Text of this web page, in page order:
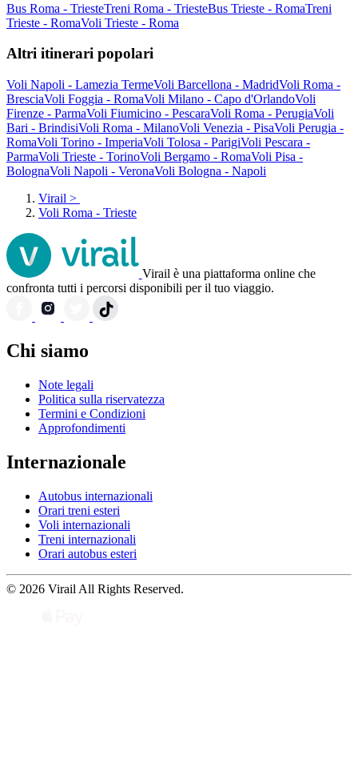
Bus Roma - TriesteTreni Roma - TriesteBus Trieste - RomaTreni
Trieste - RomaVoli Trieste - Roma
Altri itinerari popolari
Voli Napoli - Lamezia TermeVoli Barcellona - MadridVoli Roma -
BresciaVoli Foggia - RomaVoli Milano - Capo d'OrlandoVoli
Firenze - ParmaVoli Fiumicino - PescaraVoli Roma - PerugiaVoli
Bari - BrindisiVoli Roma - MilanoVoli Venezia - PisaVoli Perugia -
RomaVoli Torino - ImperiaVoli Tolosa - ParigiVoli Pescara -
ParmaVoli Trieste - TorinoVoli Bergamo - RomaVoli Pisa -
BolognaVoli Napoli - VeronaVoli Bologna - Napoli
Virail >
Voli Roma - Trieste
Virail è una piattaforma online che
confronta tutti i percorsi disponibili per il tuo viaggio.
Chi siamo
Note legali
Politica sulla riservatezza
Termini e Condizioni
Approfondimenti
Internazionale
Autobus internazionali
Orari treni esteri
Voli internazionali
Treni internazionali
Orari autobus esteri
© 2026 Virail All Rights Reserved.